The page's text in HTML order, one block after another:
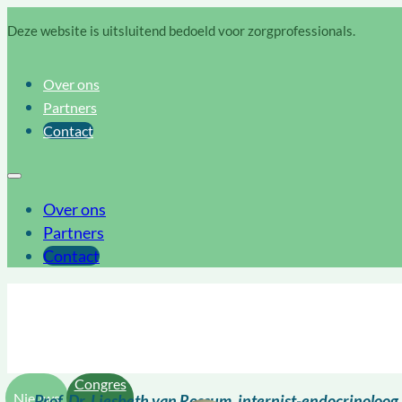
Deze website is uitsluitend bedoeld voor zorgprofessionals.
Over ons
Partners
Contact
Over ons
Partners
Contact
Nieuws
Congres